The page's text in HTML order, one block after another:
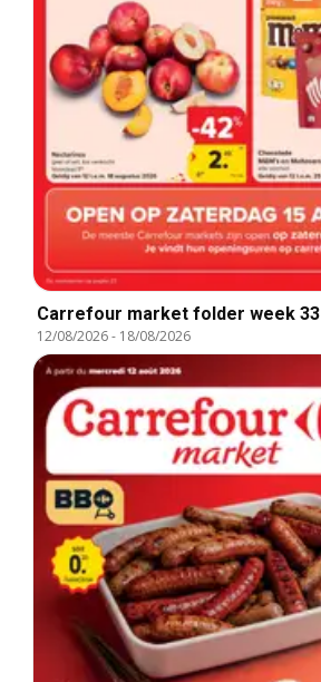
Carrefour market folder week 33
12/08/2026- 18/08/2026